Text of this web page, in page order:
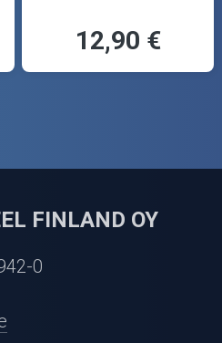
12,90 €
FINLAND OY
0